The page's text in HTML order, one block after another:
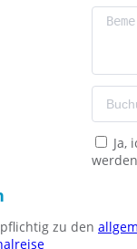
Ja,
zu den